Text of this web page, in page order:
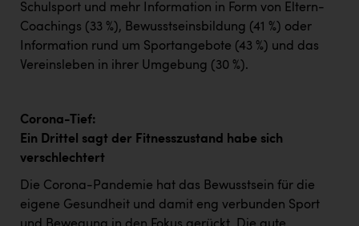
Schulsport und mehr Information in Form von Eltern-
Coachings (33 %), Bewusstseinsbildung (41 %) oder
Information rund um Sportangebote (43 %) und das
Vereinsleben in ihrer Umgebung (30 %).
Corona-Tief:
Ein Drittel sagt der Fitnesszustand habe sich
verschlechtert
Die Corona-Pandemie hat das Bewusstsein für die
eigene Gesundheit und damit eng verbunden Sport